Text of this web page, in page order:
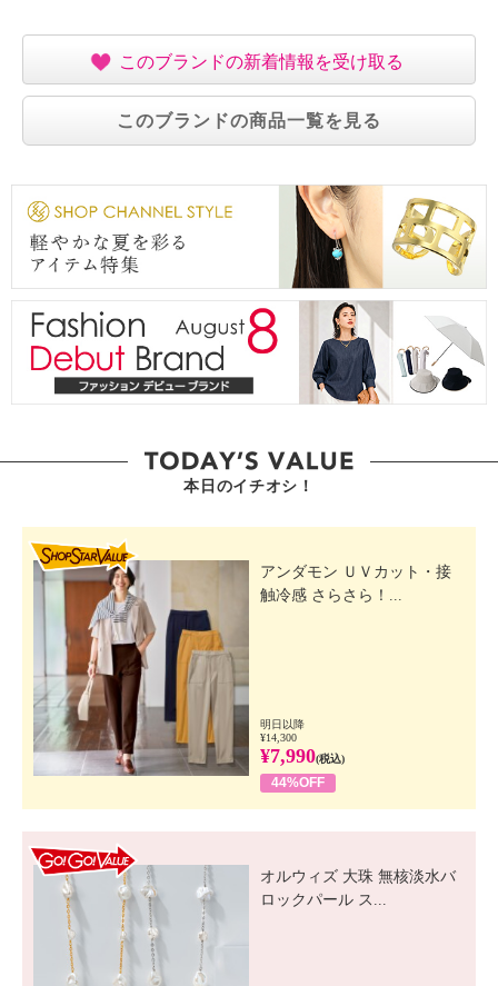
このブランドの新着情報を受け取る
このブランドの商品一覧を見る
本日のイチオシ！
アンダモン ＵＶカット・接
触冷感 さらさら！...
明日以降
¥14,300
¥7,990(税込)
44%OFF
オルウィズ 大珠 無核淡水バ
ロックパール ス...